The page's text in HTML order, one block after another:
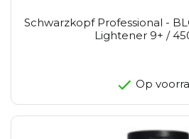
Schwarzkopf Professional -
Lightener 9+ /
Op